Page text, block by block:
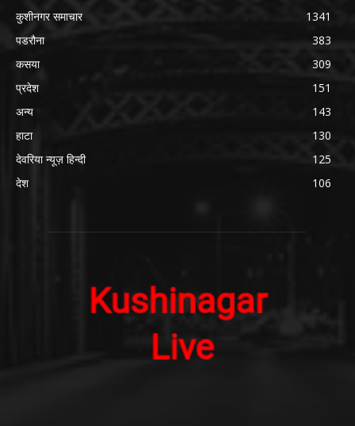
कुशीनगर समाचार
1341
पडरौना
383
कसया
309
प्रदेश
151
अन्य
143
हाटा
130
देवरिया न्यूज़ हिन्दी
125
देश
106